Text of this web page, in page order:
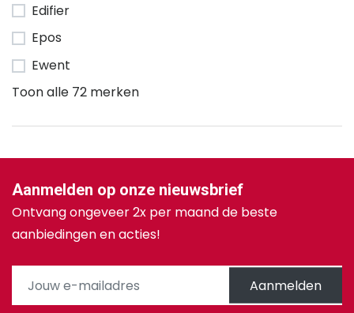
Edifier
Epos
Ewent
Toon alle 72 merken
Aanmelden op onze nieuwsbrief
Ontvang ongeveer 2x per maand de beste
aanbiedingen en acties!
Aanmelden